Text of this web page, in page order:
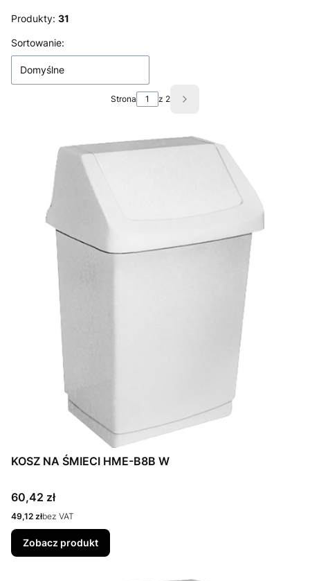
Produkty: 31
Lista produktów
Sortowanie:
Domyślne
Strona z 2 Następne produkty
KOSZ NA ŚMIECI HME-B8B W
Cena
60,42 zł
Cena
49,12 złbez VAT
Zobacz produkt